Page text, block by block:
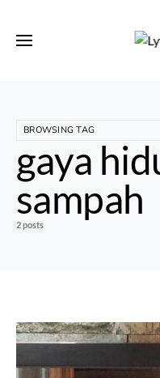
BROWSING TAG
gaya
sampah
2 posts